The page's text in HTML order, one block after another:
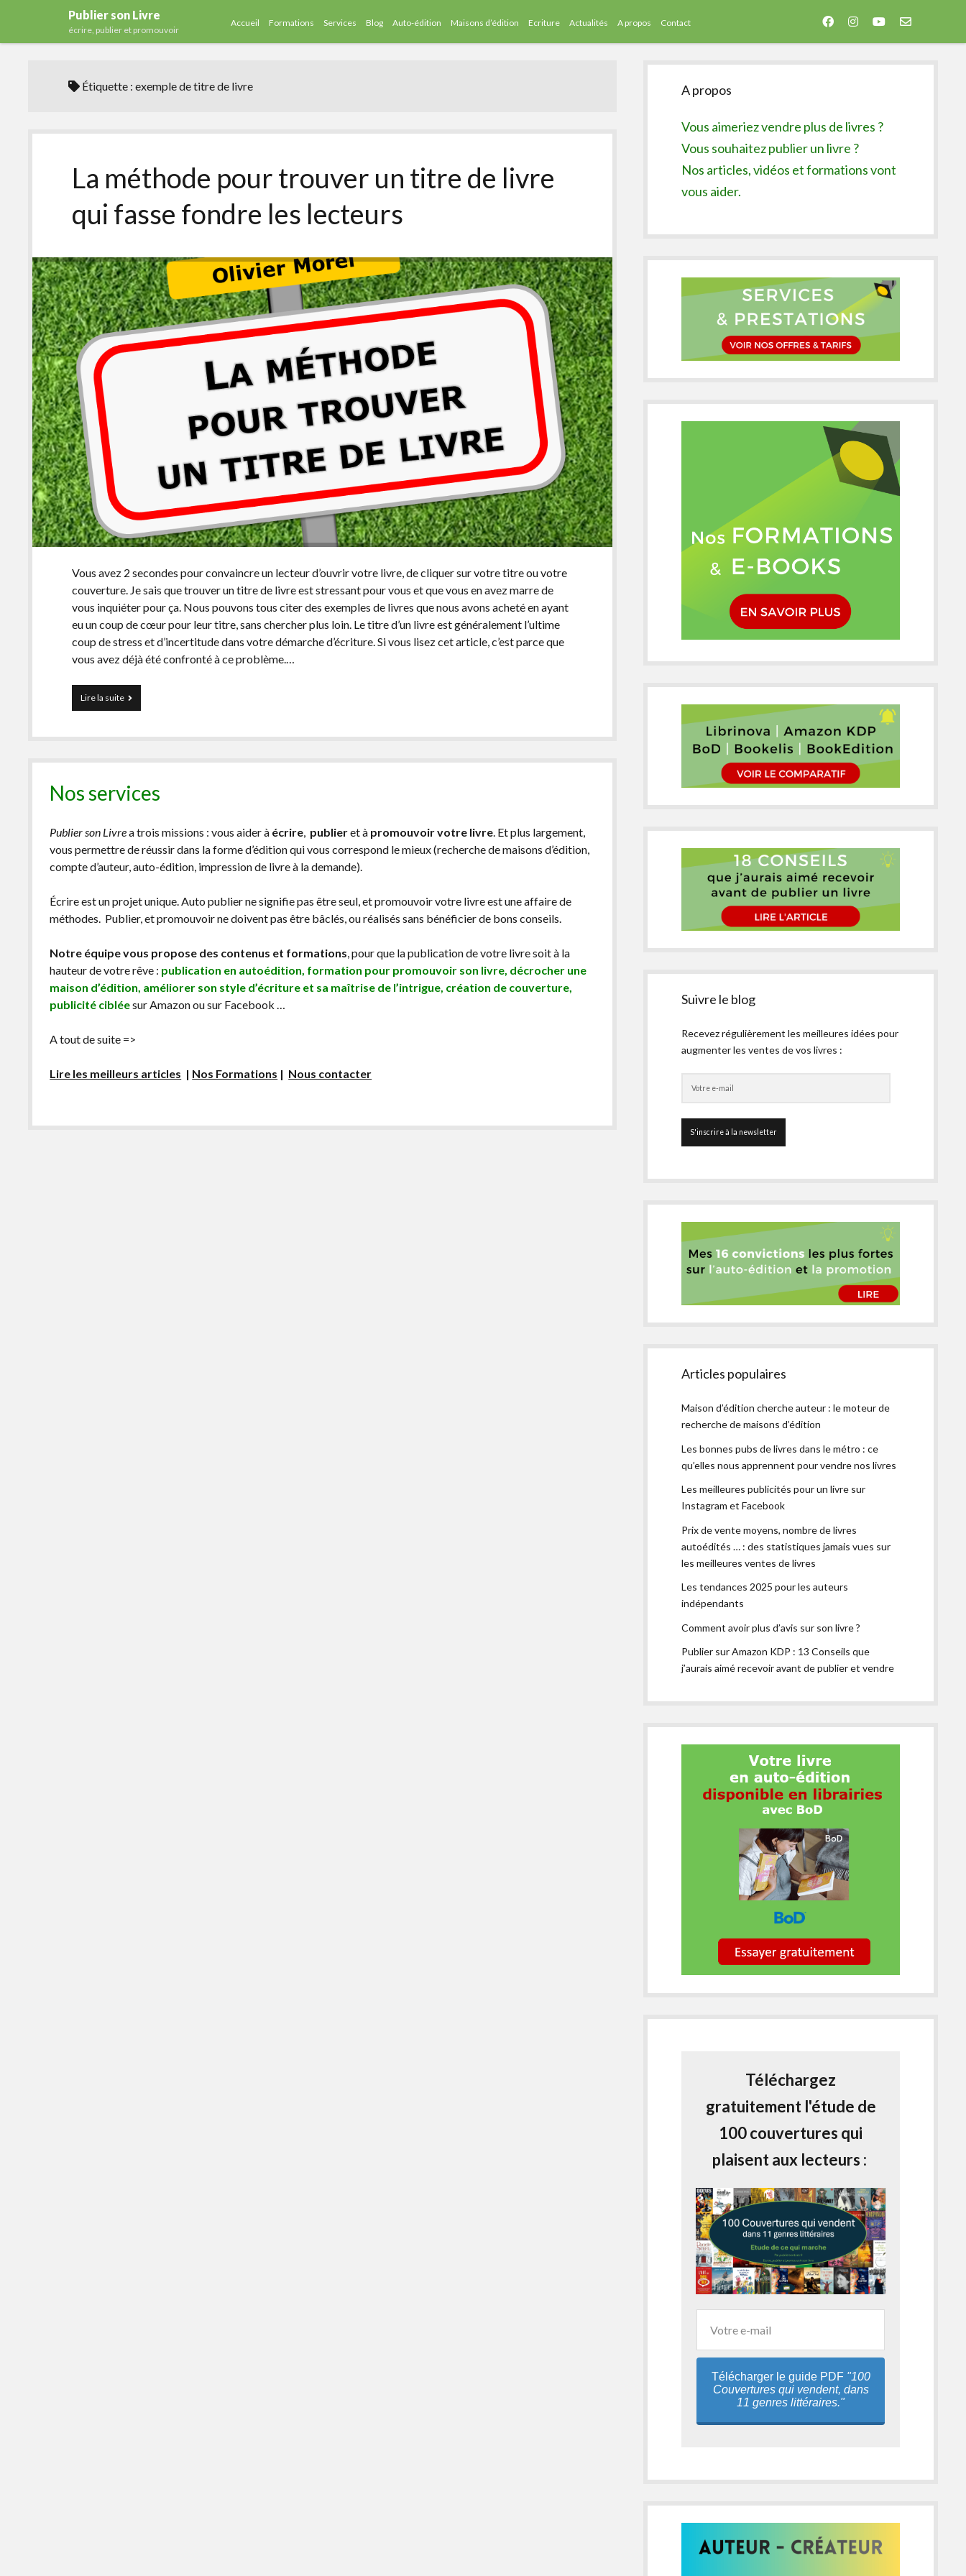
Publier son Livre
écrire, publier et promouvoir
Accueil Formations Services Blog Auto-édition Maisons d’édition Ecriture Actualités A propos Contact facebookinstagram
youtubeemail-
Étiquette :exemple de titre de livre
La méthode pour trouver un titre de livre
qui fasse fondre les lecteurs
Vous avez 2 secondes pour convaincre un lecteur d’ouvrir votre livre, de cliquer sur votre titre ou votre
couverture. Je sais que trouver un titre de livre est stressant pour vous et que vous en avez marre de
vous inquiéter pour ça. Nous pouvons tous citer des exemples de livres que nous avons acheté en ayant
eu un coup de cœur pour leur titre, sans chercher plus loin. Le titre d’un livre est généralement l’ultime
coup de stress et d’incertitude dans votre démarche d’écriture. Si vous lisez cet article, c’est parce que
vous avez déjà été confronté à ce problème.…
Lire la suiteLa
méthode
trouver
titre
livre
qui
fondre
les
lecteurs
Nos services
Publier son Livrea trois missions : vous aider à écrire, publieret à promouvoir votre livre. Et plus largement,
vous permettre de réussir dans la forme d’édition qui vous correspond le mieux (recherche de maisons d’édition,
compte d’auteur, auto-édition, impression de livre à la demande).
Écrire est un projet unique. Auto publier ne signifie pas être seul, et promouvoir votre livre est une affaire de
méthodes. Publier, et promouvoir ne doivent pas être bâclés, ou réalisés sans bénéficier de bons conseils.
Notre équipe vous propose des contenus et formations, pour que la publication de votre livre soit à la
hauteur de votre rêve : publication en autoédition, formation pour promouvoir son livre, décrocher une
maison d’édition, améliorer son style d’écriture et sa maîtrise de l’intrigue, création de couverture,
publicité cibléesur Amazon ou sur Facebook …
A tout de suite =>
Lire les meilleurs articles | Nos Formations | Nous contacter
Sidebar
A propos
Vous aimeriez vendre plus de livres ?
Vous souhaitez publier un livre ?
Nos articles, vidéos et formations vont
vous aider.
Suivre le blog
Recevez régulièrement les meilleures idées pour
augmenter les ventes de vos livres :
Articles populaires
Maison d’édition cherche auteur : le moteur de
recherche de maisons d’édition
Les bonnes pubs de livres dans le métro : ce
qu’elles nous apprennent pour vendre nos livres
Les meilleures publicités pour un livre sur
Instagram et Facebook
Prix de vente moyens, nombre de livres
autoédités … : des statistiques jamais vues sur
les meilleures ventes de livres
Les tendances 2025 pour les auteurs
indépendants
Comment avoir plus d’avis sur son livre ?
Publier sur Amazon KDP : 13 Conseils que
j’aurais aimé recevoir avant de publier et vendre
Téléchargez
gratuitement l'étude de
100 couvertures qui
plaisent aux lecteurs :
Télécharger le guide PDF "100
Couvertures qui vendent, dans
11 genres littéraires."